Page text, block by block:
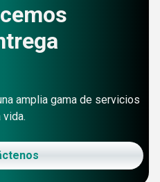
amplia gama de servicios